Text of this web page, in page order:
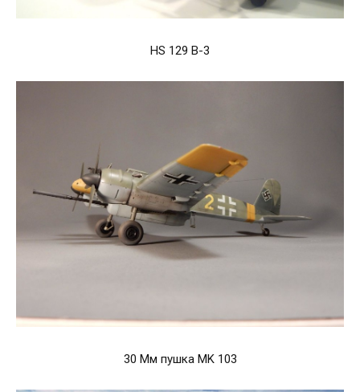
HS 129 B-3
30 Мм пушка MK 103